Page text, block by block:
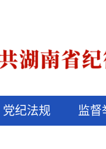
党纪法规 监督